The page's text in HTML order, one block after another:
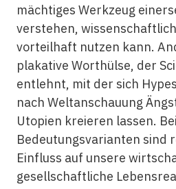
mächtiges Werkzeug
verstehen,
vorteilhaft nutzen kann.
plakative Worthülse, der
entlehnt, mit der sich
nach Weltanschauung
Utopien kreieren lassen.
Bedeutungsvarianten sind
Einfluss auf unsere
gesellschaftliche